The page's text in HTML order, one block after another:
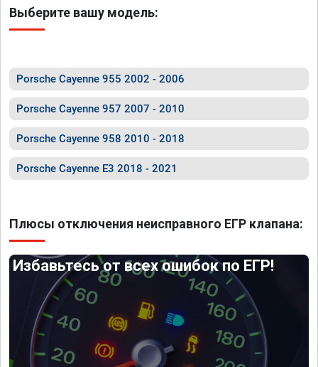
Выберите вашу модель:
Porsche Cayenne 955 2002 - 2006
Porsche Cayenne 957 2007 - 2010
Porsche Cayenne 958 2010 - 2018
Porsche Cayenne E3 2018 - 2021
Плюсы отключения неисправного ЕГР клапана:
Избавьтесь от всех ошибок по ЕГР!